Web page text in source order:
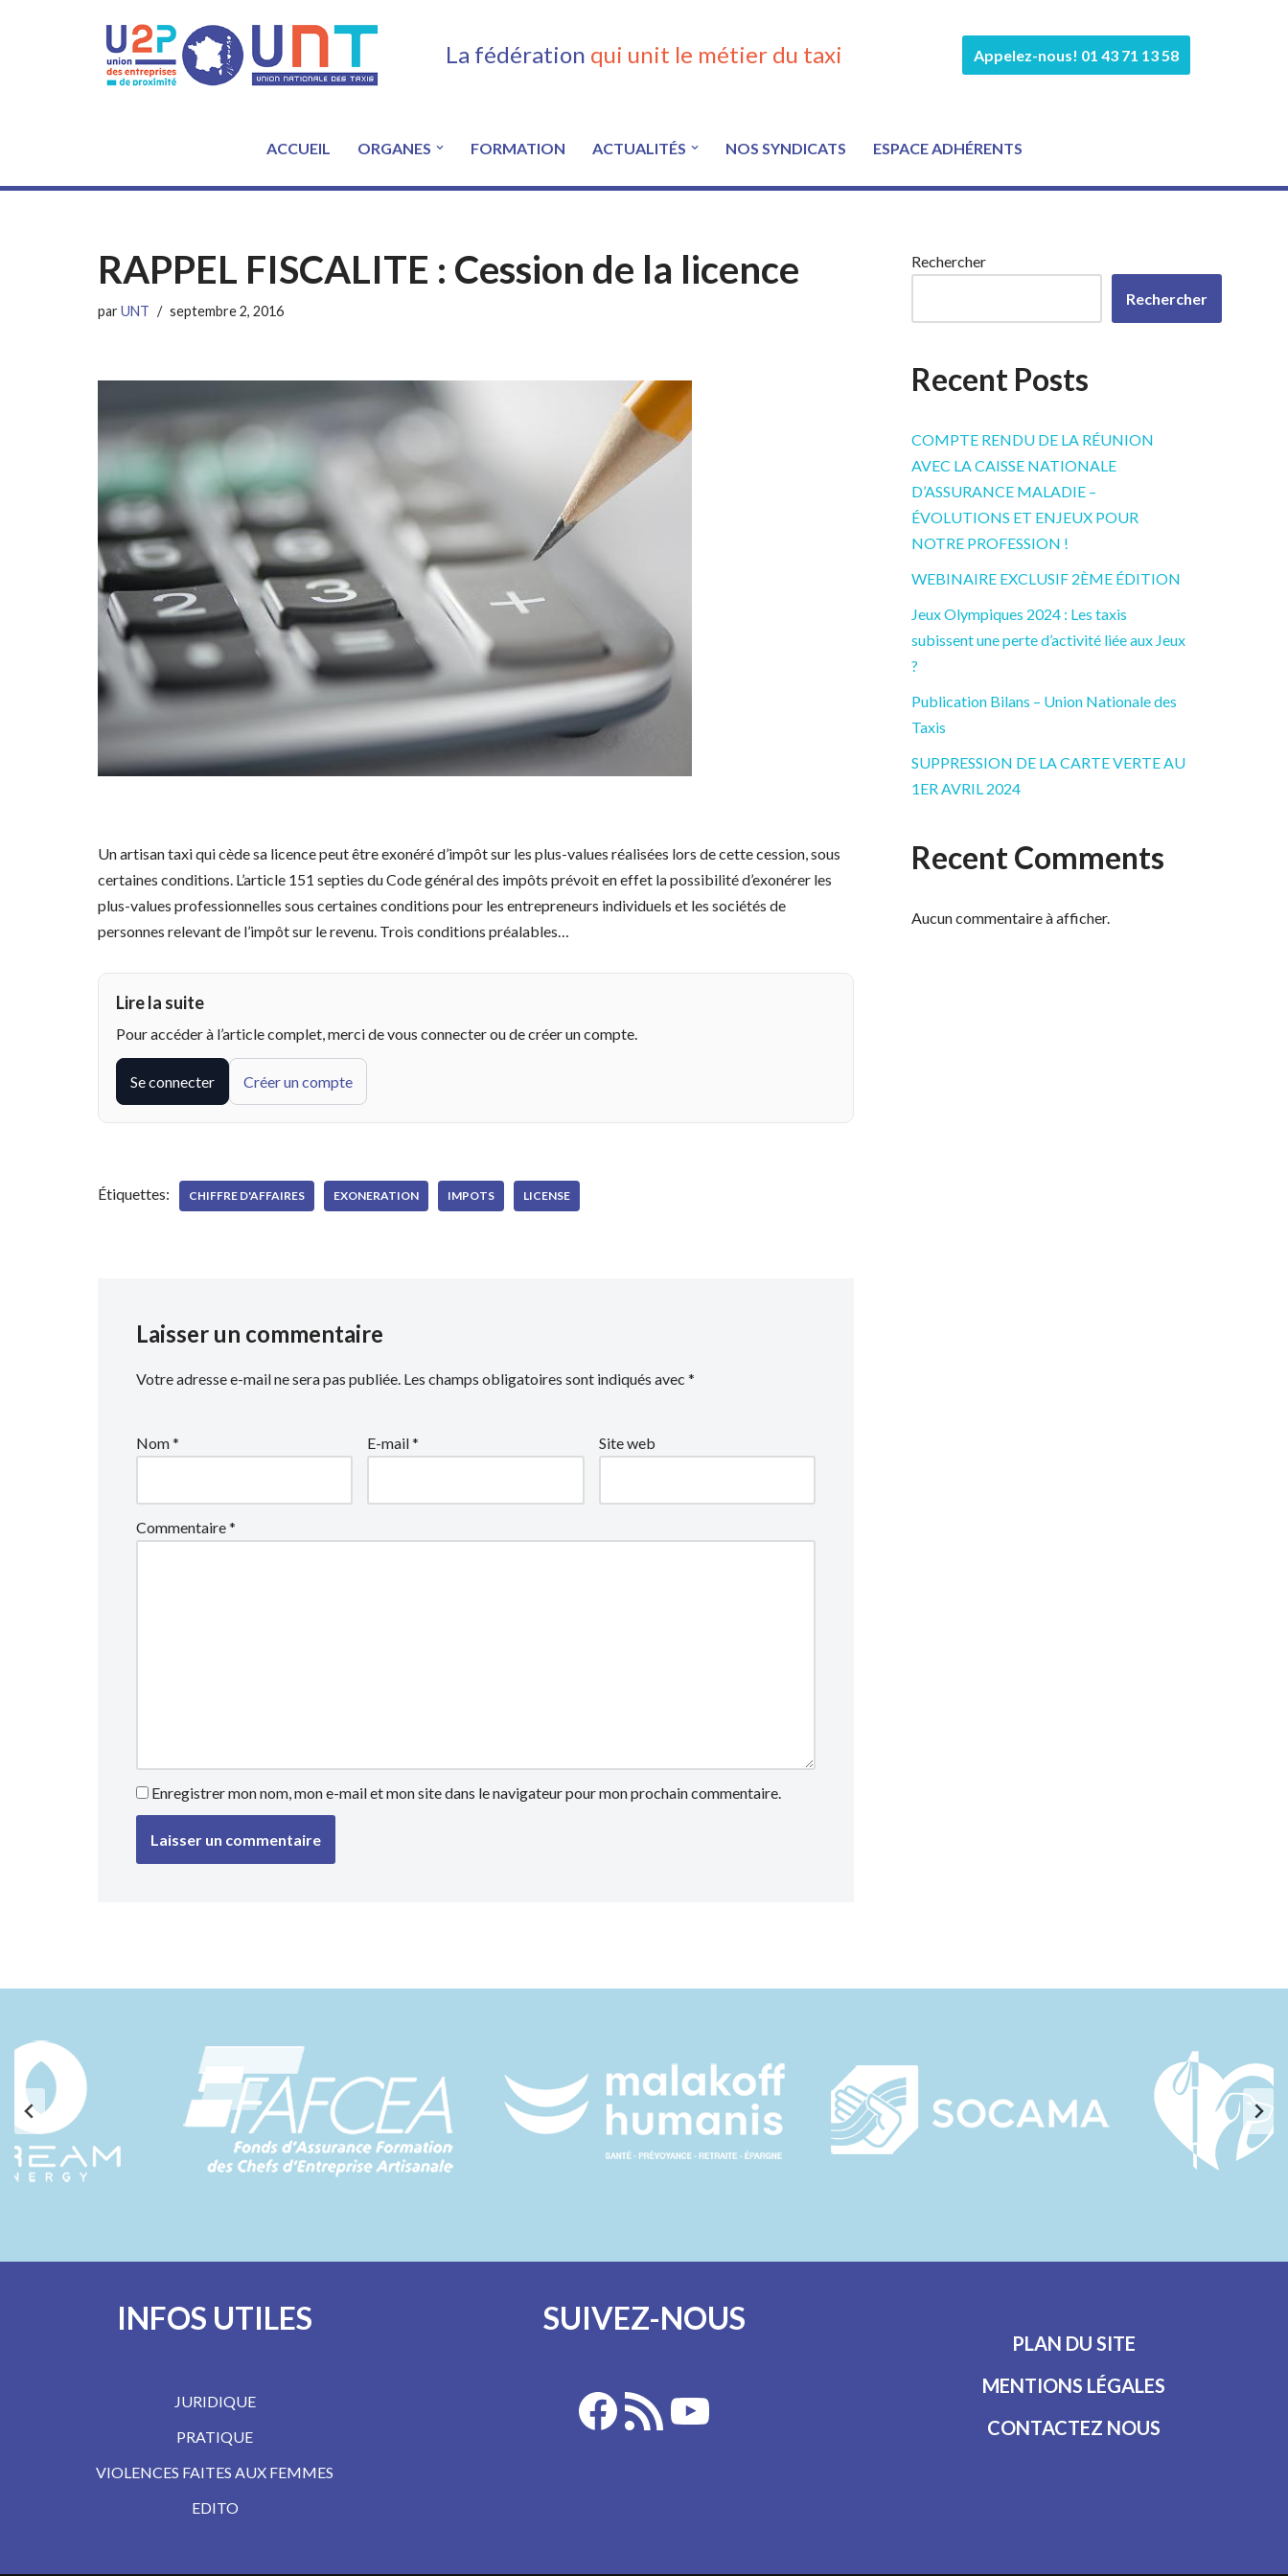
La fédération qui unit le métier du taxi Appelez-nous! 01 43 71 13 58
ACCUEIL ORGANES FORMATION ACTUALITÉS NOS SYNDICATS ESPACE ADHÉRENTS
RAPPEL FISCALITE : Cession de la licence
parUNT septembre 2, 2016
Un artisan taxi qui cède sa licence peut être exonéré d’impôt sur les plus-values réalisées lors de cette cession, sous
certaines conditions. L’article 151 septies du Code général des impôts prévoit en effet la possibilité d’exonérer les
plus-values professionnelles sous certaines conditions pour les entrepreneurs individuels et les sociétés de
personnes relevant de l’impôt sur le revenu. Trois conditions préalables…
Lire la suite
Pour accéder à l’article complet, merci de vous connecter ou de créer un compte.
Se connecter Créer un compte
Étiquettes: CHIFFRE D'AFFAIRES EXONERATION IMPOTS LICENSE
Laisser un commentaire
Votre adresse e-mail ne sera pas publiée. Les champs obligatoires sont indiqués avec *
Nom* E-mail* Site web
Commentaire*
Enregistrer mon nom, mon e-mail et mon site dans le navigateur pour mon prochain commentaire.
Rechercher
Rechercher
Recent Posts
COMPTE RENDU DE LA RÉUNION
AVEC LA CAISSE NATIONALE
D’ASSURANCE MALADIE –
ÉVOLUTIONS ET ENJEUX POUR
NOTRE PROFESSION !
WEBINAIRE EXCLUSIF 2ÈME ÉDITION
Jeux Olympiques 2024 : Les taxis
subissent une perte d’activité liée aux Jeux
?
Publication Bilans – Union Nationale des
Taxis
SUPPRESSION DE LA CARTE VERTE AU
1ER AVRIL 2024
Recent Comments
Aucun commentaire à afficher.
INFOS UTILES
JURIDIQUE
PRATIQUE
VIOLENCES FAITES AUX FEMMES
EDITO
SUIVEZ-NOUS
PLAN DU SITE
MENTIONS LÉGALES
CONTACTEZ NOUS